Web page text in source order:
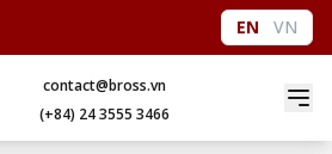
EN VN
contact@bross.vn
(+84) 24 3555 3466